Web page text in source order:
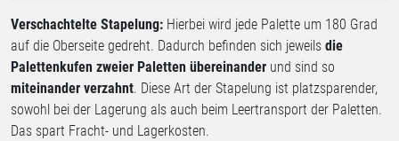
Verschachtelte Stapelung: Hierbei wird jede Palette um 180 Grad
auf die Oberseite gedreht. Dadurch befinden sich jeweils die
Palettenkufen zweier Paletten übereinander und sind so
miteinander verzahnt. Diese Art der Stapelung ist platzsparender,
sowohl bei der Lagerung als auch beim Leertransport der Paletten.
Das spart Fracht- und Lagerkosten.